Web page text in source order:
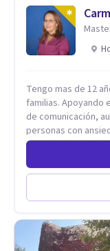
Tengo mas de 12
familias. Apoyando
de comunicación,
personas con
conducta y
Estableciendo
vida de cada uno